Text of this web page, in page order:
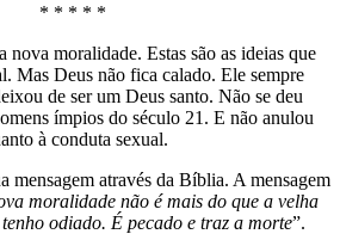
* * * * *
nova moralidade. Estas são as ideias que
Mas Deus não fica calado. Ele sempre
de ser um Deus santo. Não se deu
ímpios do século 21. E não anulou
à conduta sexual.
mensagem através da Bíblia. A mensagem
moralidade não é mais do que a velha
odiado. É pecado e traz a morte”.